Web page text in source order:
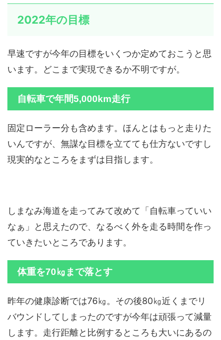
2022年の目標
早速ですが今年の目標をいくつか定めておこうと思
います。どこまで実現できるか不明ですが。
自転車で年間5,000km走行
固定ローラー分も含めます。ほんとはもっと走りた
いんですが、無謀な目標を立てても仕方ないですし
現実的なところをまずは目指します。
しまなみ海道を走ってみて改めて「自転車っていい
なぁ」と思えたので、なるべく外を走る時間を作っ
ていきたいところであります。
体重を70㎏まで落とす
昨年の健康診断では76㎏。その後80㎏近くまでリ
バウンドしてしまったのですが今年は頑張って減量
します。走行距離と比例するところも大いにあるの